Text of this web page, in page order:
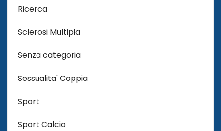
Ricerca
Sclerosi Multipla
Senza categoria
Sessualita' Coppia
Sport
Sport Calcio